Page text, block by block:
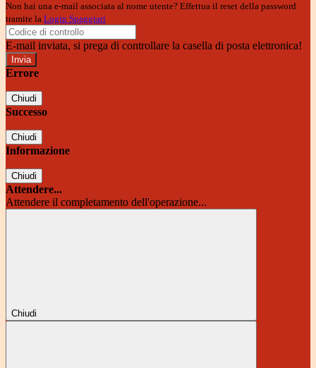
Non hai una e-mail associata al nome utente? Effettua il reset della password
tramite la Login Spaggiari
E-mail inviata, si prega di controllare la casella di posta elettronica!
Errore
Chiudi
Successo
Chiudi
Informazione
Chiudi
Attendere...
Attendere il completamento dell'operazione...
Chiudi